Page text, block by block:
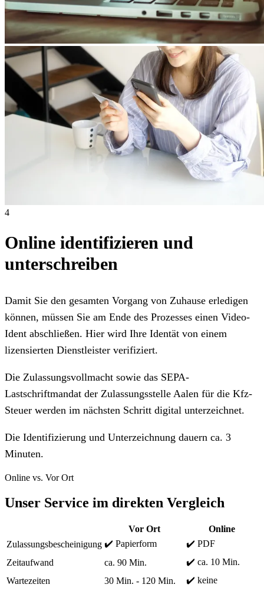
4
Online identifizieren und
unterschreiben
Damit Sie den gesamten Vorgang von Zuhause erledigen
können, müssen Sie am Ende des Prozesses einen Video-
Ident abschließen. Hier wird Ihre Identät von einem
lizensierten Dienstleister verifiziert.
Die Zulassungsvollmacht sowie das SEPA-
Lastschriftmandat der Zulassungsstelle Aalen für die Kfz-
Steuer werden im nächsten Schritt digital unterzeichnet.
Die Identifizierung und Unterzeichnung dauern ca. 3
Minuten.
Online vs. Vor Ort
Unser Service im direkten Vergleich
Vor Ort
Online
Zulassungsbescheinigung ✔️ Papierform
✔️ PDF
Zeitaufwand
ca. 90 Min.
✔️ ca. 10 Min.
Wartezeiten
30 Min. - 120 Min. ✔️ keine